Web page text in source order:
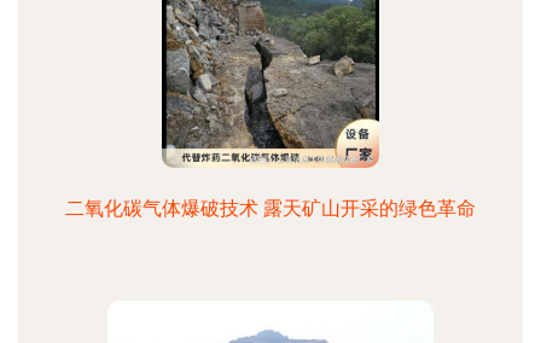
二氧化碳气体爆破技术 露天矿山开采的绿色革命